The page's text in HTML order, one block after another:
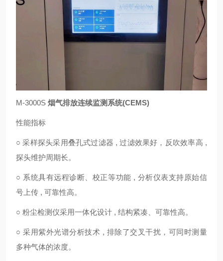
M-3000S 烟气排放连续监测系统(CEMS)
性能指标
○ 采样探头采用叠孔式过滤器 , 过滤效果好，反吹效率高 ,
探头维护周期长。
○ 系统具有远程诊断、校正等功能 , 分析仪表支持原始信
号上传 , 可靠性高。
○ 粉尘检测仪采用一体化设计 , 结构紧凑、可靠性高。
○ 采用紫外光谱分析技术 , 排除了交叉干扰，可同时测量
多种气体的浓度。